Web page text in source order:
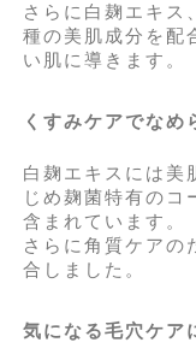
さらに白麹エキス
種の美肌成分を配
い肌に導きます。
くすみケアでなめ
白麹エキスには美
じめ麹菌特有のコ
含まれています。
さらに角質ケアの
合しました。
気になる毛穴ケア